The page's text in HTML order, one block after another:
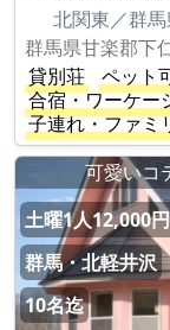
北関東／群
群馬県甘楽郡下
貸別荘
ペット
合宿・ワーケー
子連れ・ファミ
可愛いコ
土曜1人12,000
群馬・北軽井沢
10名迄